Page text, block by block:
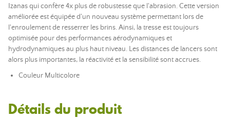
Izanas qui confère 4x plus de robustesse que l'abrasion. Cette version
améliorée est équipée d'un nouveau système permettant lors de
l'enroulement de resserrer les brins. Ainsi, la tresse est toujours
optimisée pour des performances aérodynamiques et
hydrodynamiques au plus haut niveau. Les distances de lancers sont
alors plus importantes, la réactivité et la sensibilité sont accrues.
Couleur Multicolore
Détails du produit